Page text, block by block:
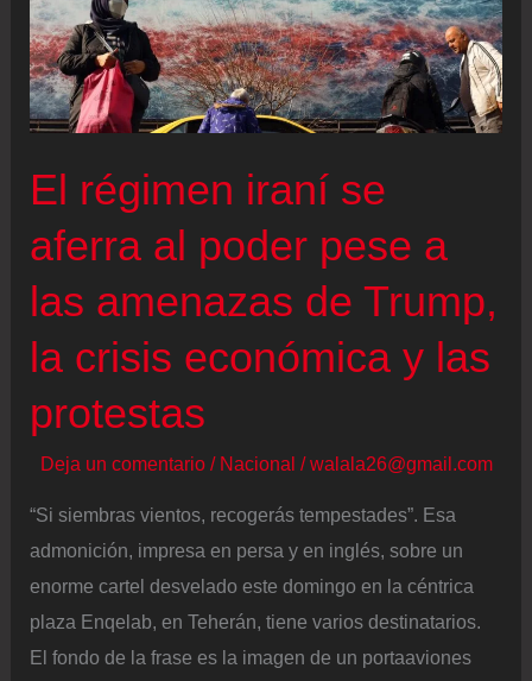
El régimen iraní se
aferra al poder pese a
las amenazas de Trump,
la crisis económica y las
protestas
Deja un comentario / Nacional /walala26@gmail.com
“Si siembras vientos, recogerás tempestades”. Esa
admonición, impresa en persa y en inglés, sobre un
enorme cartel desvelado este domingo en la céntrica
plaza Enqelab, en Teherán, tiene varios destinatarios.
El fondo de la frase es la imagen de un portaaviones